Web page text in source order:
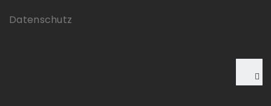
Datenschutz